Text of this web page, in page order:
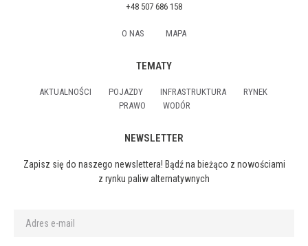
+48 507 686 158
O NAS MAPA
TEMATY
AKTUALNOŚCI POJAZDY INFRASTRUKTURA
RYNEK
PRAWO
WODÓR
NEWSLETTER
Zapisz się do naszego newslettera! Bądź na bieżąco z nowościami
z rynku paliw alternatywnych